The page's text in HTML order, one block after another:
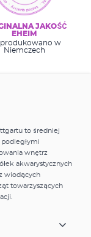
JAKOŚĆ
EHEIM
w
Niemczech
to średniej
wnętrz
akwarystycznych
wiodących
towarzyszących